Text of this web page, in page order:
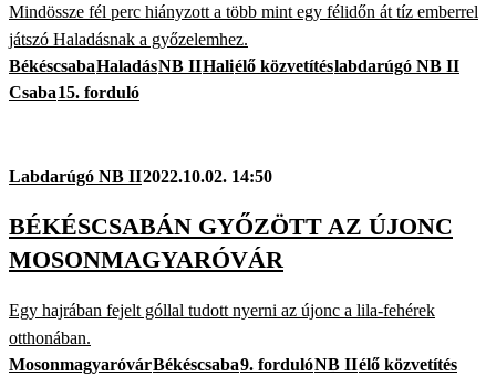
Mindössze fél perc hiányzott a több mint egy félidőn át tíz emberrel
játszó Haladásnak a győzelemhez.
BékéscsabaHaladásNB IIHaliélő közvetítéslabdarúgó NB II
Csaba15. forduló
Labdarúgó NB II2022.10.02. 14:50
BÉKÉSCSABÁN GYŐZÖTT AZ ÚJONC
MOSONMAGYARÓVÁR
Egy hajrában fejelt góllal tudott nyerni az újonc a lila-fehérek
otthonában.
MosonmagyaróvárBékéscsaba9. fordulóNB IIélő közvetítés